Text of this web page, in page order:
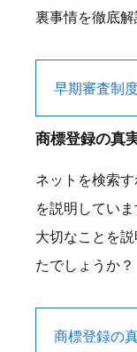
裏事情を徹底解
早期審査制
商標登録の真
ネットを検索
を説明してい
大切なことを
たでしょうか？
商標登録の